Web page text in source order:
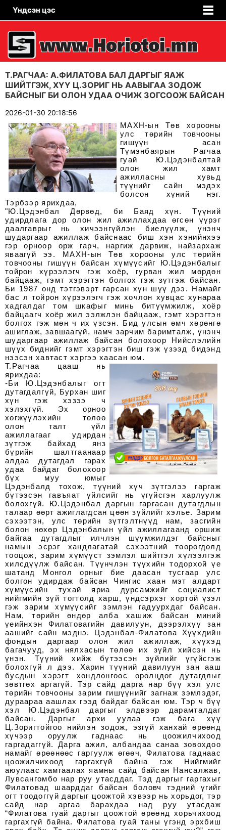
Үндсэн цэс
Т.РАГЧАА: А.ФИЛАТОВА БАЛ ДАРГЫГ ЯАЖ
ШИЙТГЭЖ, ХҮҮ Ц.ЗОРИГ НЬ ААВЫГАА ЗОДОЖ
БАЙСНЫГ БИ ОЛОН УДАА ОЧИЖ ЗОГСООЖ БАЙСАН
2026-01-30 20:18:56
МАХН-ын Төв хорооны
улс төрийн товчооны
гишүүн асан
Түмэнбаярын Рагчаа
гуай Ю.Цэдэн­балтай
олон жил хамт
ажилласны хувьд
түүнийг сайн мэдэх
болсон хүний нэг.
Тэрбээр ярихдаа,
"Ю.Цэдэнбал Дөрвөд, би Баяд хүн. Түүний
удирдлага дор олон жил ажиллахдаа өгсөн үүрэг
даалгаврыг нь хичээнгүйлэн биелүүлж, үнэнч
шударгаар ажиллаж байснаас биш хэн хэнийнхээ
гэр орноор орж гарч, наргиж дарвиж, найзархаж
яваагүй ээ. МАХН-ын Төв хорооны улс төрийн
товчооны гишүүн байсан хүмүүсийг Ю.Цэдэнбалыг
тойрон хүрээлэгч гэж хоёр, гурван жил мөрдөн
байцааж, гэмт хэрэгтэн болгох гэж зүтгэж байсан.
Би 1987 онд тэтгэвэрт гарсан хүн шүү дээ. Намайг
бас л тойрон хүрээлэгч гэж хочлон хувцас хунараа
хадгалдаг том шкафыг минь битүүмжилж, хоёр
байцаагч хоёр жил ээлжлэн байцааж, гэмт хэрэгтэн
болгох гэж мөн ч их үзсэн. Бид улсын өмч хөрөнгө
ашиглаж, завшаагүй, намч зарчим баримталж, үнэнч
шударгаар ажиллаж байсан болохоор Нийслэлийн
шүүх биднийг гэмт хэрэгтэн биш гэж үзээд бидэнд
нээсэн хавтаст хэргээ хаасан юм.
Т.Рагчаа цааш нь
ярихдаа:
-Би Ю.Цэдэнбалыг огт
дутагдалгүй, Бурхан шиг
хүн гэж хэзээ ч
хэлэхгүй. Эх орноо
хөгжүүлэхийн төлөө
олон талт үйл
ажиллагааг удирдан
зүтгэж байхад янз
бүрийн шалтгаанаар
алдаа дутагдал гарах
удаа байдаг болохоор
бүх муу юмыг
Цэдэнбалд тохож, түүний хүч зүтгэлээ гаргаж
бүтээсэн гавъяат үйлсийг нь үгүйсгэн харлуулж
болохгүй. Ю.Цэдэнбал даргын гаргасан дутагдлын
талаар өөрт ажиглагдсан цөөн зүйлийг хэлье. Зарим
сэхээтэн, улс төрийн зүтгэлтнүүд нам, засгийн
болон нөхөр Цэдэнбалын үйл ажиллагаанд оршиж
байгаа дутагдлыг илчлэн шүүмжилдэг байсныг
намын эсрэг хандлагатай сэхээтний төөрөгдөлд
тооцож, зарим хүмүүст зэмлэл шийтгэл хүлээлгэж
хилсдүүлж байсан. Түүнчлэн түүхийн тодорхой үе
шатанд Монгол орныг бие даасан тусгаар улс
болгон удирдаж байсан Чингис хаан мэт алдарт
хүмүүсийн тухай яриа дурсамжийг социалист
нийгмийн зүй тогтолд харш, үндсэрхэг хортой үзэл
гэж зарим хүмүүсийг зэмлэн гадуурхдаг байсан.
Нам, төрийн өндөр алба хашиж байсан миний
үеийнхэн Филатовагийн давилуун, дээрэлхүү зан
аашийг сайн мэднэ. Цэдэнбал-Филатова Хүүхдийн
фондын даргаар олон жил ажиллаж, хүүхэд
багачууд, эх нялхасын төлөө их зүйл хийсэн нь
үнэн. Түүний хийж бүтээсэн зүйлийг үгүйсгэж
болохгүй л дээ. Харин түүний давилуун зан ааш
бусдын хэрэгт хөндлөнгөөс оролцдог дутагдлыг
зөвтгөх аргагүй. Тэр сайд дарга нар бүү хэл улс
төрийн товчооны зарим гишүүнийг загнаж зэмлэдэг,
дураараа аашлах гээд байдаг байсан юм. Тэр ч бүү
хэл Ю.Цэдэнбал даргыг элдвээр дарамталдаг
байсан. Даргыг архи уулаа гэж бага хүү
Ц.Зоригтойгоо нийлэн зодож, эзгүй ханхай өрөөнд
хүчээр оруулж гаднаас нь цоожилчихоод
гаргадаггүй. Дарга ажил, албандаа санаа зовохдоо
намайг өрөөнөөс гаргуулж өгөөч, Филатова гаднаас
цоожилчихоод гаргахгүй байна гэж Нийгмийг
аюулаас хамгаалах яамны сайд байсан Нансалжав,
Лувсангомбо нар руу утасддаг. Тэд даргыг гаргахыг
Филатовад шаарддаг байсан боловч тэдний үгийг
огт тоодоггүй даргыг цоожтой хэвээр нь хорьдог, тэр
сайд нар аргаа барахдаа над руу утасдаж
“Филатова гуай даргыг цоожтой өрөөнд хорьчихоод
гаргахгүй байна. Филатова гуай таны үгэнд эрхбиш